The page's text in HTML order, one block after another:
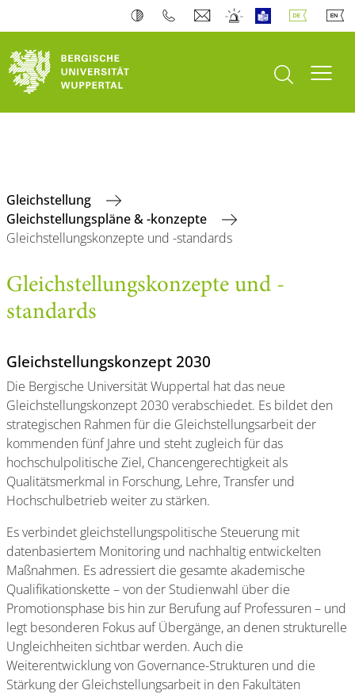
Suche öffnen
Gleichstellung
Gleichstellungspläne & -konzepte
Gleichstellungskonzepte und -standards
Gleichstellungskonzepte und -
standards
Gleichstellungskonzept 2030
Die Bergische Universität Wuppertal hat das neue
Gleichstellungskonzept 2030 verabschiedet. Es bildet den
strategischen Rahmen für die Gleichstellungsarbeit der
kommenden fünf Jahre und steht zugleich für das
hochschulpolitische Ziel, Chancengerechtigkeit als
Qualitätsmerkmal in Forschung, Lehre, Transfer und
Hochschulbetrieb weiter zu stärken.
Es verbindet gleichstellungspolitische Steuerung mit
datenbasiertem Monitoring und nachhaltig entwickelten
Maßnahmen. Es adressiert die gesamte akademische
Qualifikationskette – von der Studienwahl über die
Promotionsphase bis hin zur Berufung auf Professuren – und
legt besonderen Fokus auf Übergänge, an denen strukturelle
Ungleichheiten sichtbar werden. Auch die
Weiterentwicklung von Governance-Strukturen und die
Stärkung der Gleichstellungsarbeit in den Fakultäten